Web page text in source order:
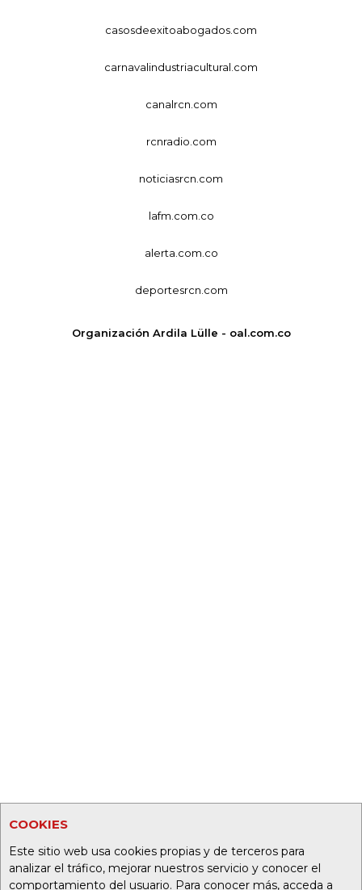
COOKIES
Este sitio web usa cookies propias y de terceros para
analizar el tráfico, mejorar nuestros servicio y conocer el
comportamiento del usuario. Para conocer más, acceda a
casosdeexitoabogados.com
carnavalindustriacultural.com
canalrcn.com
rcnradio.com
noticiasrcn.com
lafm.com.co
alerta.com.co
deportesrcn.com
Organización Ardila Lülle - oal.com.co